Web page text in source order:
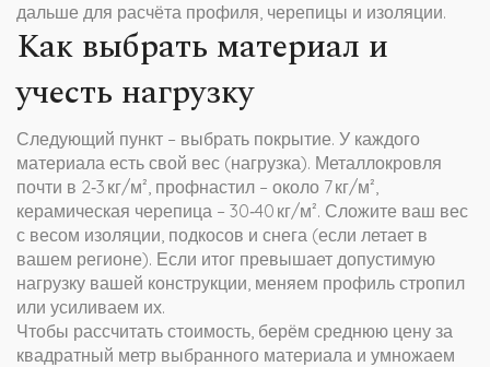
дальше для расчёта профиля, черепицы и изоляции.
Как выбрать материал и
учесть нагрузку
Следующий пункт – выбрать покрытие. У каждого
материала есть свой вес (нагрузка). Металлокровля
почти в 2‑3 кг/м², профнастил – около 7 кг/м²,
керамическая черепица – 30‑40 кг/м². Сложите ваш вес
с весом изоляции, подкосов и снега (если летает в
вашем регионе). Если итог превышает допустимую
нагрузку вашей конструкции, меняем профиль стропил
или усиливаем их.
Чтобы рассчитать стоимость, берём среднюю цену за
квадратный метр выбранного материала и умножаем